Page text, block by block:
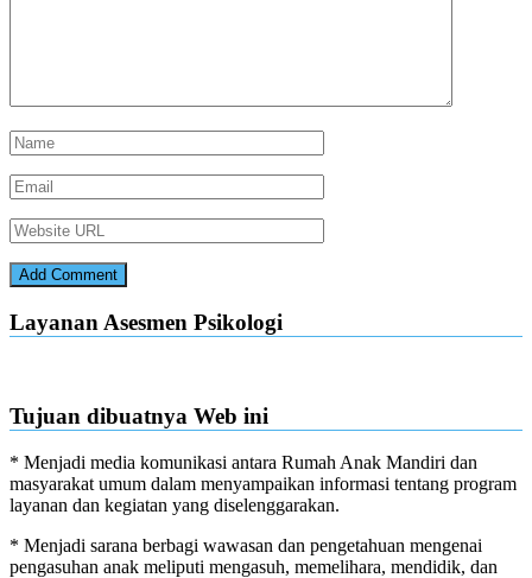
Layanan Asesmen Psikologi
Tujuan dibuatnya Web ini
* Menjadi media komunikasi antara Rumah Anak Mandiri dan
masyarakat umum dalam menyampaikan informasi tentang program
layanan dan kegiatan yang diselenggarakan.
* Menjadi sarana berbagi wawasan dan pengetahuan mengenai
pengasuhan anak meliputi mengasuh, memelihara, mendidik, dan